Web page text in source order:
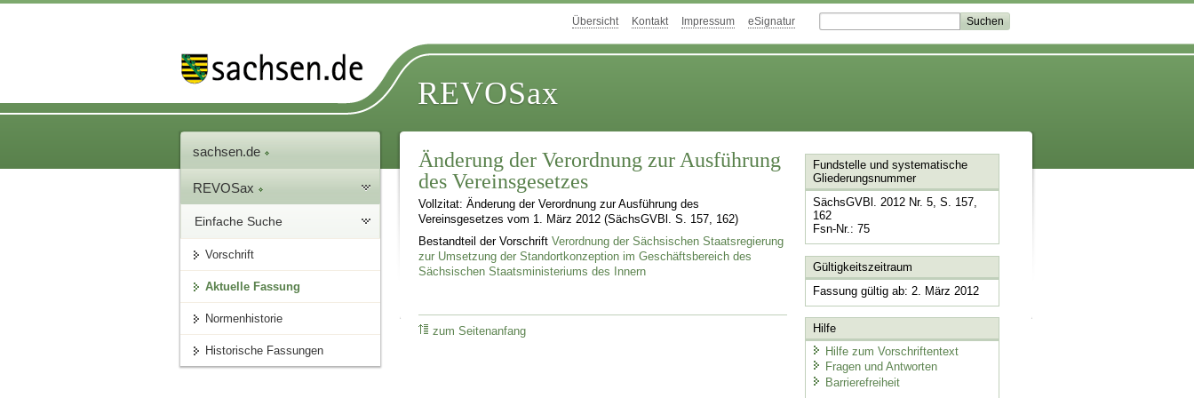
Übersicht Kontakt Impressum eSignatur
REVOSax
sachsen.de
REVOSax
Einfache Suche
Vorschrift
Aktuelle Fassung
Normenhistorie
Historische Fassungen
Änderung der Verordnung zur Ausführung
des Vereinsgesetzes
Vollzitat: Änderung der Verordnung zur Ausführung des
Vereinsgesetzes vom 1. März 2012 (SächsGVBl. S. 157, 162)
Bestandteil der VorschriftVerordnung der Sächsischen Staatsregierung
zur Umsetzung der Standortkonzeption im Geschäftsbereich des
Sächsischen Staatsministeriums des Innern
zum Seitenanfang
Fundstelle und systematische
Gliederungsnummer
SächsGVBl. 2012 Nr. 5, S. 157,
162
Fsn-Nr.: 75
Gültigkeitszeitraum
Fassung gültig ab: 2. März 2012
Hilfe
Hilfe zum Vorschriftentext
Fragen und Antworten
Barrierefreiheit